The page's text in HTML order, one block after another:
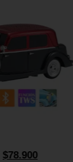
$78.900